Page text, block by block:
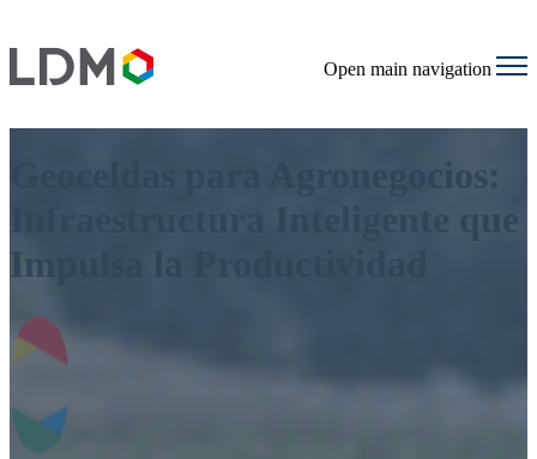
Open main navigation
Geoceldas para Agronegocios:
Impulsa la Productividad